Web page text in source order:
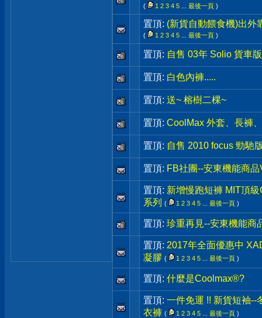
( 1 2 3 4 5 最後一頁 )
置頂: (新貨自動餵食機)出外
( 1 2 3 4 5 最後一頁 )
置頂: 自售 03年 Solio 貨車
置頂: 白色內褲.....
置頂: 送~ 榕樹二棵~
置頂: CoolMax 外套、長褲
置頂: 自售 2010 focus 勁馳
置頂: FB社團--安東機能商
置頂: 新增慢跑短褲 MIT頂
系列
( 1 2 3 4 5 最後一頁 )
置頂: 珍重再見--安東機能商
置頂: 2017年全面優惠中
凝膠 ( 1 2 3 4 5 最後一頁 )
置頂: 什麼是Coolmax®?
置頂: 一件免運 !! 新貨短袖--
衣褲 ( 1 2 3 4 5 最後一頁 )